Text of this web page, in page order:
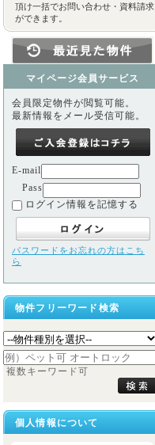
頂け一括でお問い合わせ・資料請求
ができます。
マイページ会員サービス
会員限定物件が閲覧可能。
最新情報をメール受信可能。
E-mail
Pass
ログイン情報を記憶する
パスワードをお忘れの方はこち
ら
物件フリーワード検索
複数キーワード可
個人情報について